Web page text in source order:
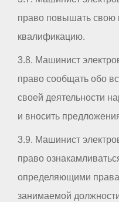
право повышать свою
квалификацию.
3.8. Машинист
право сообщать обо
своей деятельности
и вносить
3.9. Машинист
право
определяющими права
занимаемой